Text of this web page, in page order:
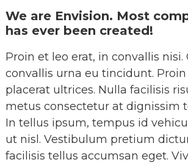
We are Envision. Most
has ever been created!
Proin et leo erat, in convallis nisi.
convallis urna eu tincidunt.
placerat ultrices. Nulla facilisis
metus consectetur at dignissim
In tellus ipsum, tempus id
ut nisl. Vestibulum pretium
facilisis tellus accumsan eget.